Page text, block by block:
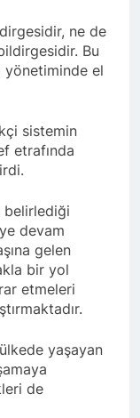
heyî têkçûna
xelet in. Divê
bibin yek.
YOL VE
KÜRTLER
Başkanı
Kurdistan
– Türkiye
Sosyalist
Kürdistan
Van da
ETTİ
HEYETİ
KADIN
İLE
HEYETİ
komisyonu
ne de
Bu
yönetiminde el
sistemin
etrafında
belirlediği
devam
gelen
bir yol
etmeleri
yaşayan
de